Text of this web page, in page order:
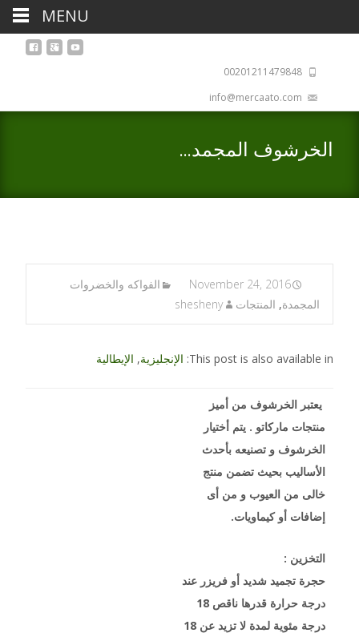
الخرشوف المجمد…
November 24, 2016
الفواكه والخضروات
المجمدة, المنتجات shesheny
This post is also available in: الإنجليزية, الإيطالية
يعتبر الخرشوف من أميز
منتجات ماركاتو . يتم أختيار
الخرشوف و تصنيعه بأحدث
الأساليب بحيث تضمن منتج
خالى من العيوب و من أى
إضافات أو كيماويات.
التخزين :
حجرة تجميد شديد أو فريزر عند
درجة حرارة قدرها ناقص 18
درجة مئوية لمدة لا تزيد عن 18
MENU